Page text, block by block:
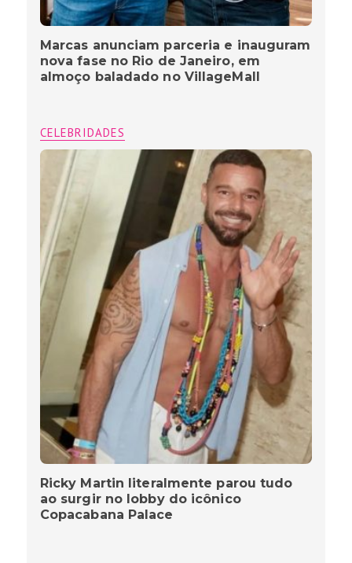
Marcas anunciam parceria e inauguram
nova fase no Rio de Janeiro, em
almoço baladado no VillageMall
CELEBRIDADES
Ricky Martin literalmente parou tudo
ao surgir no lobby do icônico
Copacabana Palace